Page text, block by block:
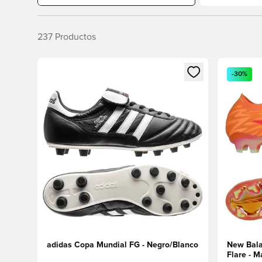
237 Productos
Abre un modal para iniciar sesión o registrarse como
adidas Copa Mundial FG - Negro/Blanco
Abre un
-30%
New
Flare -